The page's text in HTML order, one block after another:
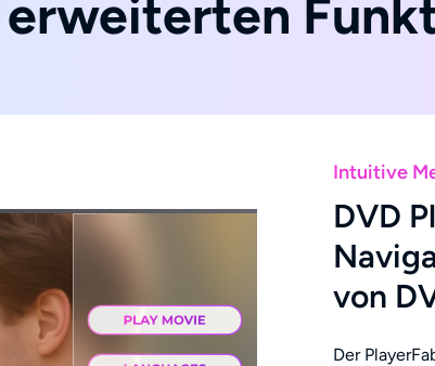
Intuitive
DVD
von
Der